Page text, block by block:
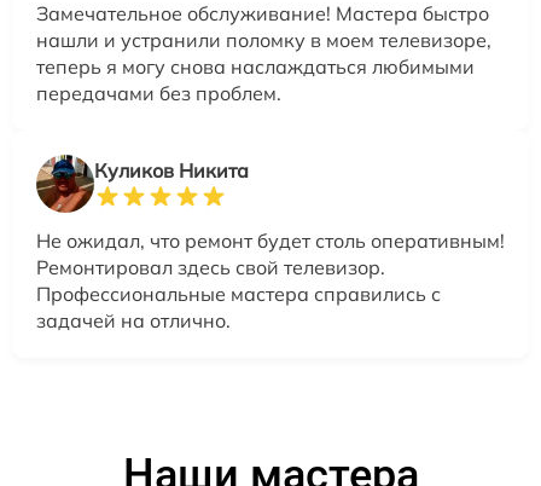
Замечательное обслуживание! Мастера быстро
нашли и устранили поломку в моем телевизоре,
теперь я могу снова наслаждаться любимыми
передачами без проблем.
Куликов Никита
Не ожидал, что ремонт будет столь оперативным!
Ремонтировал здесь свой телевизор.
Профессиональные мастера справились с
задачей на отлично.
Наши мастера